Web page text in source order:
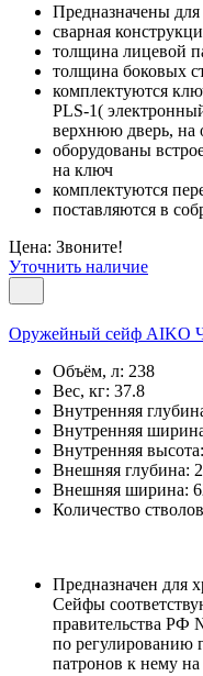
Предназначены
сварная
толщина лицевой
толщина боковых
комплектуются
PLS-1(
верхнюю дверь, на
оборудованы
на ключ
комплектуются
поставляются в
Цена: Звоните!
Уточнить наличие
Оружейный сейф AIKO
Объём, л: 238
Вес, кг: 37.8
Внутренняя
Внутренняя
Внутренняя высота:
Внешняя глубина:
Внешняя ширина:
Количество
Предназначен для
Сейфы
правительства РФ
по регулированию
патронов к нему